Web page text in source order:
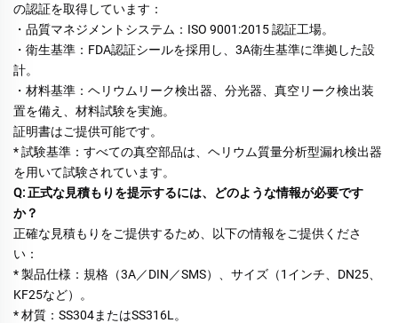
の認証を取得しています：
・品質マネジメントシステム：ISO 9001:2015 認証工場。
・衛生基準：FDA認証シールを採用し、3A衛生基準に準拠した設
計。
・材料基準：ヘリウムリーク検出器、分光器、真空リーク検出装
置を備え、材料試験を実施。
証明書はご提供可能です。
* 試験基準：すべての真空部品は、ヘリウム質量分析型漏れ検出器
を用いて試験されています。
Q: 正式な見積もりを提示するには、どのような情報が必要です
か？
正確な見積もりをご提供するため、以下の情報をご提供くださ
い：
* 製品仕様：規格（3A／DIN／SMS）、サイズ（1インチ、DN25、
KF25など）。
* 材質：SS304またはSS316L。